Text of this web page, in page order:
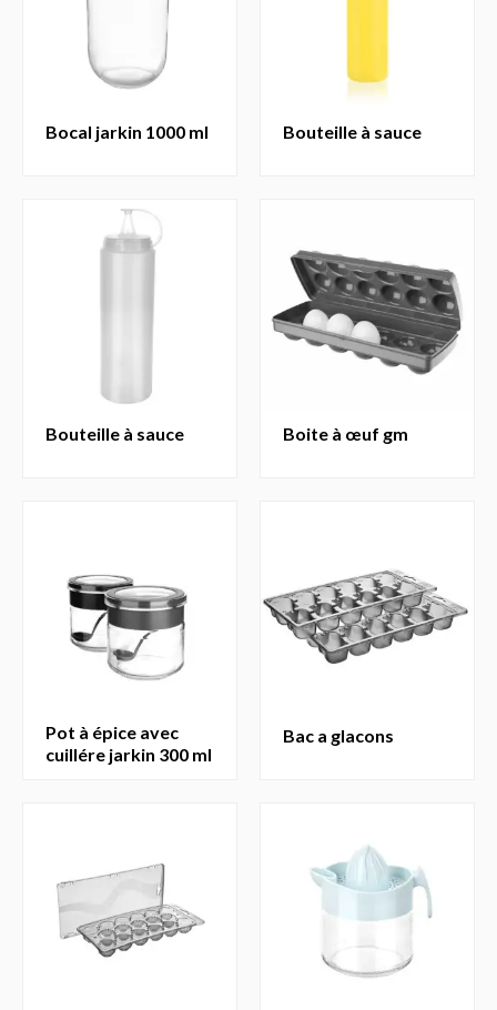
bocal jarkin 1000 ml bouteille à sauce
bouteille à sauce boite à œuf gm
pot à épice avec
cuillére jarkin 300 ml
bac a glacons